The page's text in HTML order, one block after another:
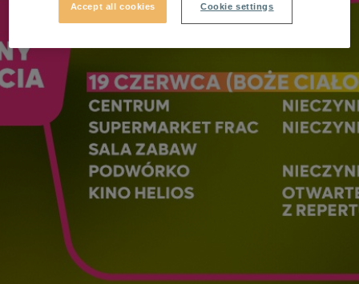
Accept all cookies Cookie settings